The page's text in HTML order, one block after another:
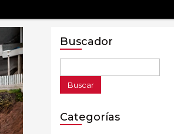
Buscador
Categorías